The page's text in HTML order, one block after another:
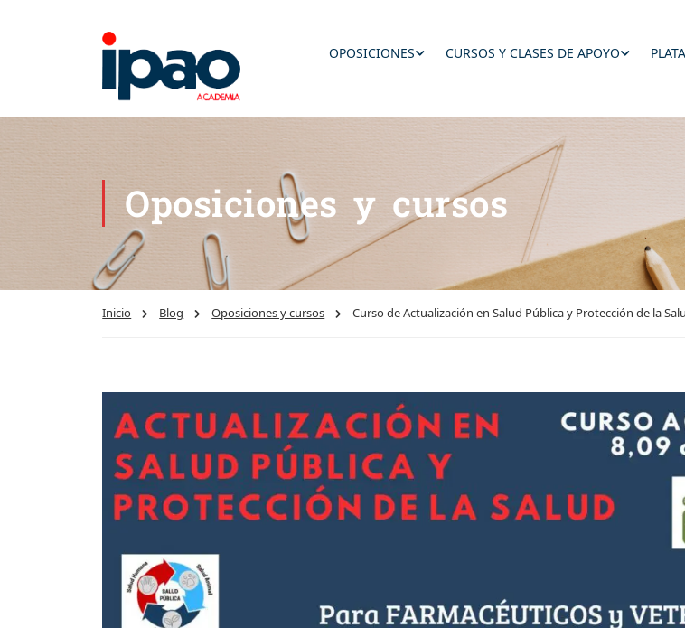
OPOSICIONES CURSOS Y CLASES DE APOYO
Oposiciones y cursos
Inicio Blog Oposiciones y cursos Curso de Actualización en Salud Pública y Protección de la